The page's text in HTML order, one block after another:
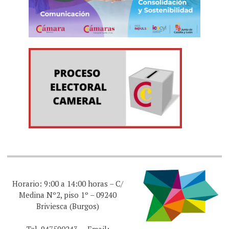
Horario: 9:00 a 14:00 horas – C/
Medina Nº2, piso 1º – 09240
Briviesca (Burgos)